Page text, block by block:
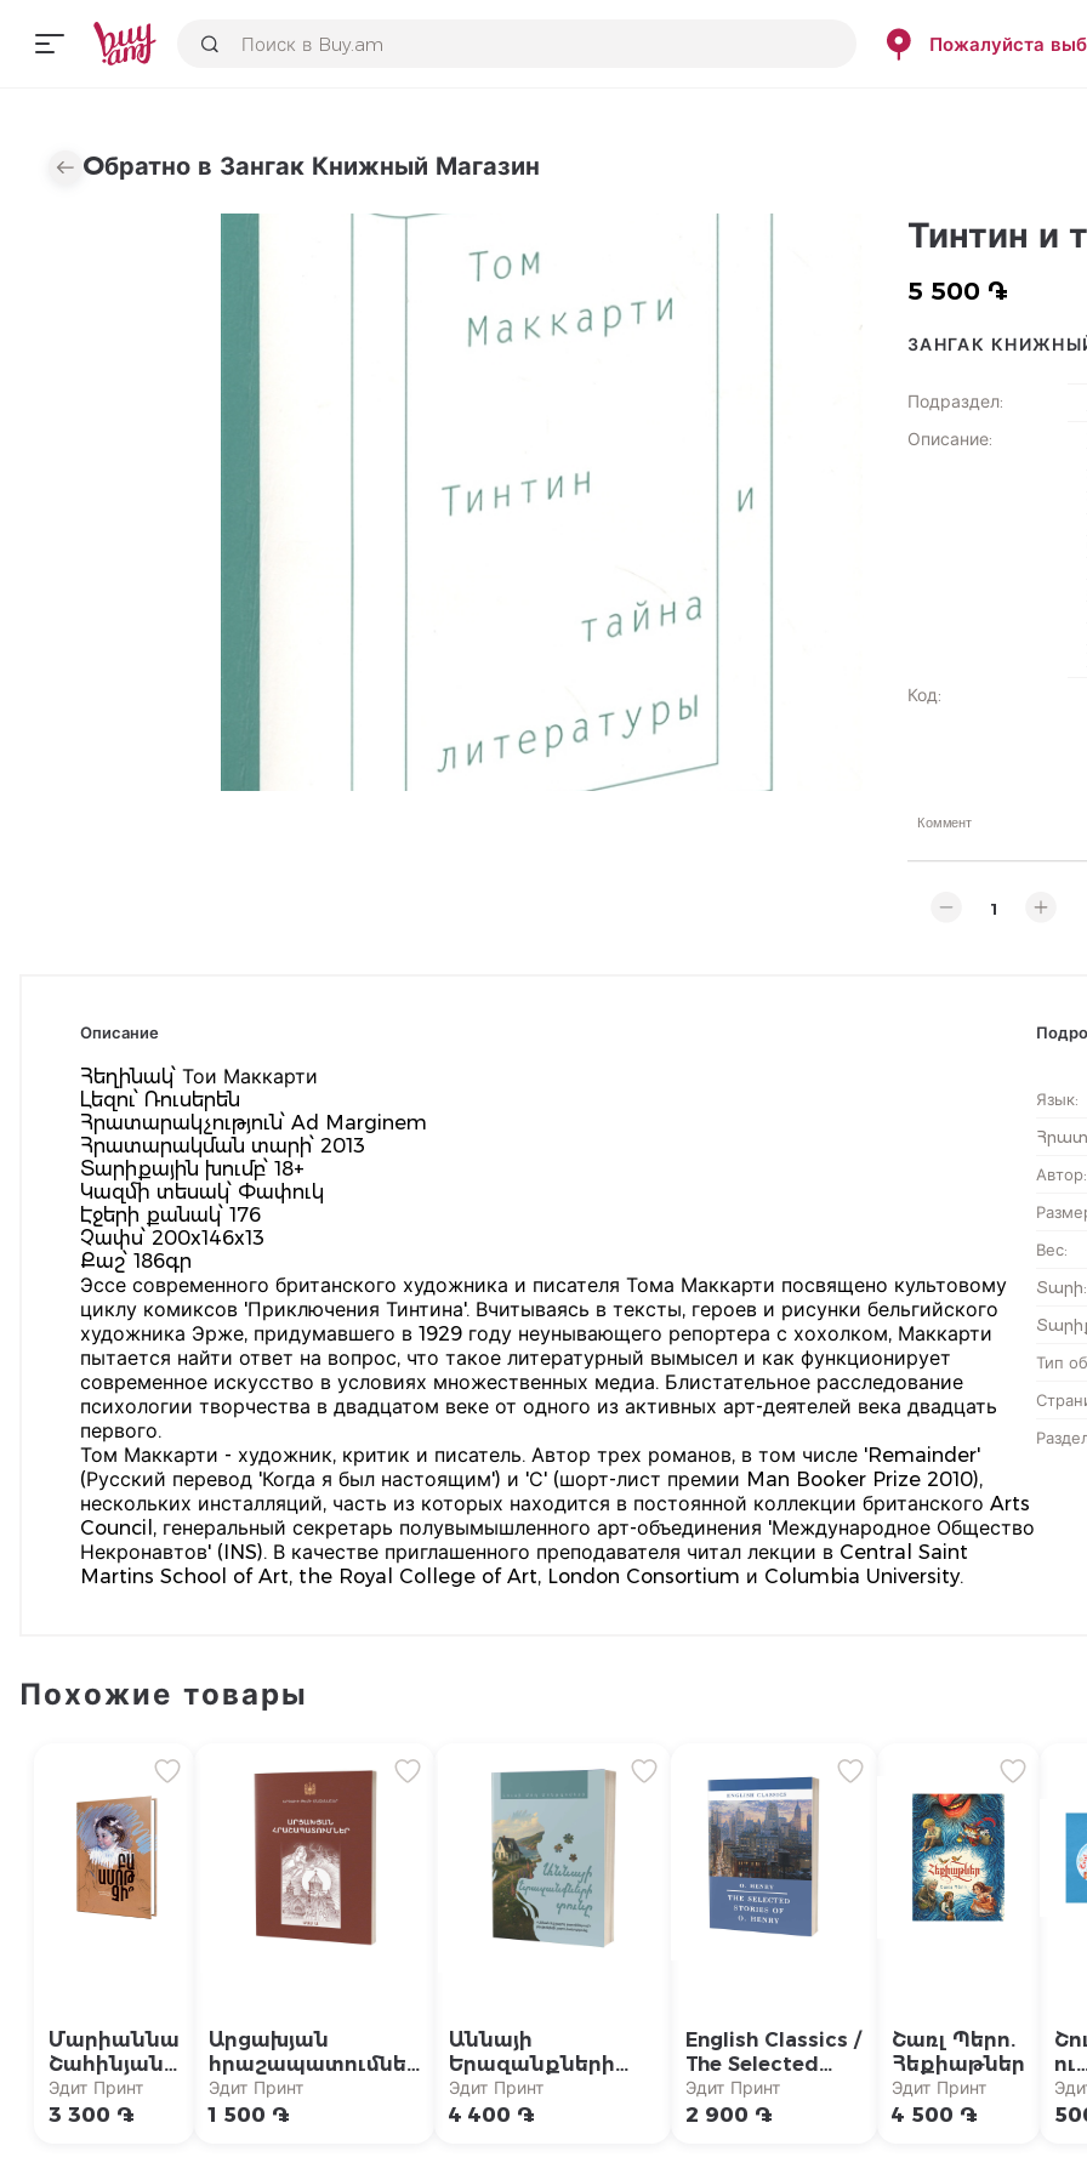
Пожалуйста
Օбратно в Зангак Книжный Магазин
Тинтин и
5 500 ֏
ЗАНГАК
Подраздел:
Описание:
Код:
Коммент
Описание
Հեղինակ՝ Тои Маккарти
Լեզու՝ Ռուսերեն
Հրատարակչություն՝ Ad Marginem
Հրատարակման տարի՝ 2013
Տարիքային խումբ՝ 18+
Կազմի տեսակ՝ Փափուկ
Էջերի քանակ՝ 176
Չափս՝ 200x146x13
Քաշ՝ 186գր
Эссе современного британского художника и писателя Тома Маккарти посвящено культовому
циклу комиксов 'Приключения Тинтина'. Вчитываясь в тексты, героев и рисунки бельгийского
художника Эрже, придумавшего в 1929 году неунывающего репортера с хохолком, Маккарти
пытается найти ответ на вопрос, что такое литературный вымысел и как функционирует
современное искусство в условиях множественных медиа. Блистательное расследование
психологии творчества в двадцатом веке от одного из активных арт-деятелей века двадцать
первого.
Том Маккарти - художник, критик и писатель. Автор трех романов, в том числе 'Remainder'
(Русский перевод 'Когда я был настоящим') и 'С' (шорт-лист премии Man Booker Prize 2010),
нескольких инсталляций, часть из которых находится в постоянной коллекции британского Arts
Council, генеральный секретарь полувымышленного арт-объединения 'Международное Общество
Некронавтов' (INS). В качестве приглашенного преподавателя читал лекции в Central Saint
Martins School of Art, the Royal College of Art, London Consortium и Columbia University.
Язык:
Автор:
Вес:
Տարի:
Тип
Похожие товары
Մարիաննա
Շահինյան /
Բա ամոթ
չի՞
Эдит Принт
3 300 ֏
Արցախյան
հրաշապատումներ
/ Մաս Ա (Արցախի
թեմի
Эдит Принт
1 500 ֏
Աննայի
Երազանքների
տունը {5} /
«Աննան Խշշացող
Эдит Принт
4 400 ֏
English Classics /
The Selected
Stories of
O.Henry / Օ.
Эдит Принт
2 900 ֏
Շառլ Պերո.
Հեքիաթներ
Эдит Принт
4 500 ֏
ու